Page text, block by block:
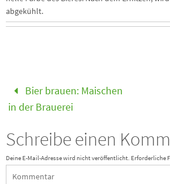
abgekühlt.
Bier brauen: Maischen
in der Brauerei
Schreibe einen
Deine E-Mail-Adresse wird nicht veröffentlicht. Erforderliche